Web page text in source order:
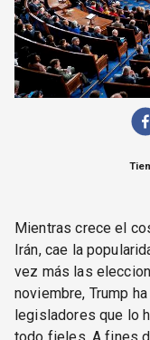
Mientras crece el
Irán, cae la
vez más las
noviembre, Trump
legisladores que lo